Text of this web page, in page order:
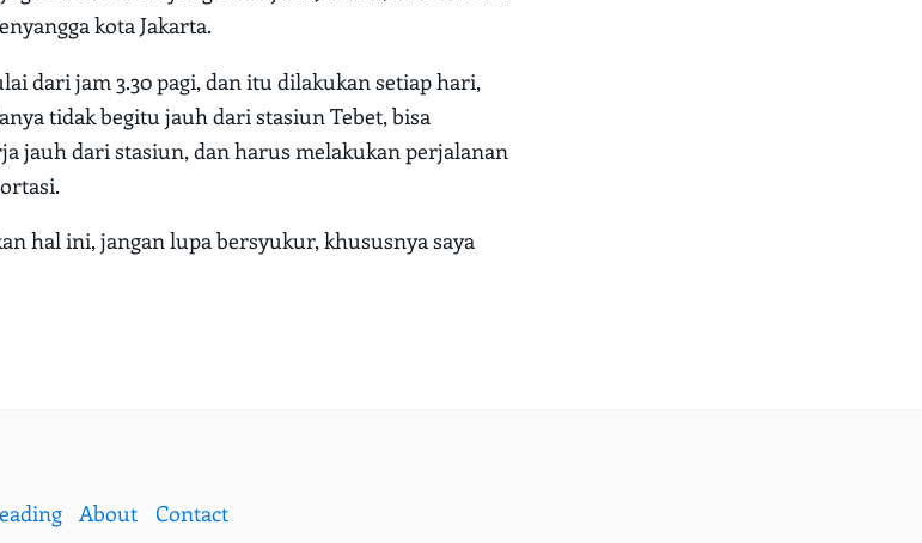
kota Jakarta.
dari jam 3.30 pagi, dan itu dilakukan setiap hari,
tidak begitu jauh dari stasiun Tebet, bisa
jauh dari stasiun, dan harus melakukan perjalanan
hal ini, jangan lupa bersyukur, khususnya saya
About Contact